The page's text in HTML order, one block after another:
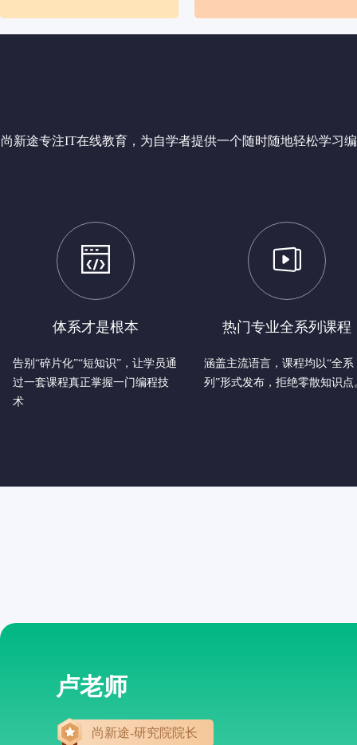
尚新途专注IT在线教育，为自学者提供一个随时随地轻松学习
体系才是根本
告别“碎片化”“短知识”，让学员通
过一套课程真正掌握一门编程技
术

热门专业全系列课程
涵盖主流语言，课程均以“全系
列”形式发布，拒绝零散知识点
卢老师
尚新途-研究院院长